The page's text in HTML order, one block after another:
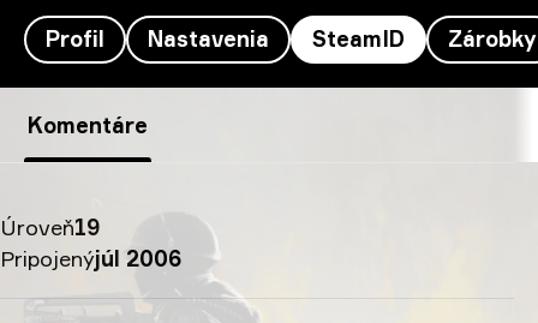
Profil Nastavenia SteamID Zárobky
Komentáre
Úroveň19
Pripojenýjúl 2006